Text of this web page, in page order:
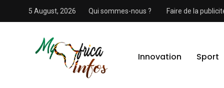
5 August, 2026 Qui sommes-nous ? Faire de la
Innovation Sport